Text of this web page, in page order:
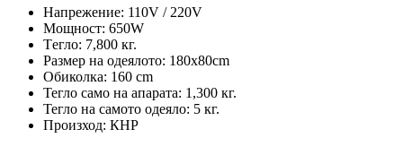
Напрежение: 110V / 220V
Мощност: 650W
Tегло: 7,800 кг.
Размер на одеялото: 180x80cm
Обиколка: 160 cm
Тегло само на апарата: 1,300 кг.
Тегло на самото одеяло: 5 кг.
Произход: КНР